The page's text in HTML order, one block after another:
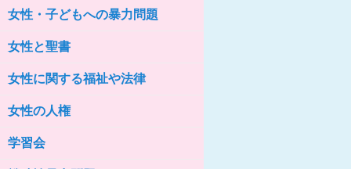
女性の家HELP ネットワークニュー
ス No.76
女性・子どもへの暴力問題
女性と聖書
女性に関する福祉や法律
女性の人権
学習会